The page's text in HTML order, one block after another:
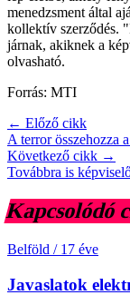
menedzsment által
kollektív szerződés.
járnak, akiknek a
olvasható.
Forrás: MTI
← Előző cikk
A terror összehozza
Következő cikk →
Továbbra is
Kapcsolódó
Belföld / 17 éve
Javaslatok